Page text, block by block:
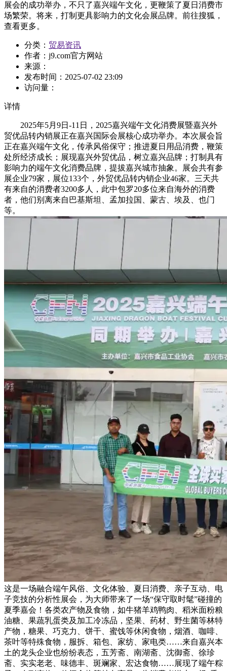
展会的成功举办，不只了嘉兴端午文化，更鞭策了夏日消费市
场繁荣。将来，打制更具影响力的文化会展品牌。前往搜狐，
查看更多。
分类： 贸易资讯
作者： j9.com官方网站
来源：
发布时间： 2025-07-02 23:09
访问量：
详情
2025年5月9日-11日，2025嘉兴端午文化消费展暨嘉兴外
贸优品转内销展正在嘉兴国际会展核心成功举办。本次展会旨
正在嘉兴端午文化，传承风俗保守；推进夏日用品消费，鞭策
处所经济成长；展现嘉兴外贸优品，树立嘉兴品牌；打制具有
影响力的端午文化消费品牌，提拔嘉兴城市抽象。展会共有参
展企业79家，展位133个，外贸优品转内销企业46家。三天共
有来自的消费者3200多人，此中包罗20多位来自海外的消费
者，他们别离来自巴基斯坦、孟加拉国、蒙古、埃及、也门
等。
这是一场融合端午风俗、文化体验、夏日消费、亲子互动、电
子竞技的分析性展会，为大师带来了一场“保守取时髦”碰撞的
夏季嘉会！各类农产物及食物，如牛猪羊鸡鸭肉、稻米面粉粮
油糖、果蔬乳蛋类及加工冷冻品，坚果、药材、野生菌等林特
产物，糖果、巧克力、饼干、蜜饯等休闲食物，烟酒、咖啡、
茶叶等特殊食物，服拆、箱包、家纺、家电类……来自嘉兴本
土的龙头企业也纷纷表态，五芳斋、南湖斋、沈御斋、徐珍
斋、实实老老、味德丰、斑斓家、宏达食物……展现了端午粽